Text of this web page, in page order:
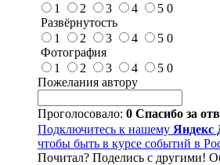
1
2 3 4 5 0
Развёрнутость
1
2 3 4 5 0
Фотография
1
2 3 4 5 0
Пожелания автору
Проголосовало: 0 Спасибо за
Подключитесь к нашему Яндекс
чтобы быть в курсе событий в
Почитал? Поделись с другими!